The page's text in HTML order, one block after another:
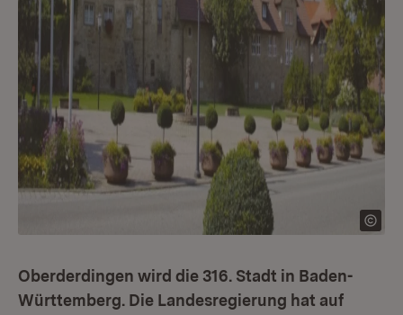
Oberderdingen wird die 316. Stadt in Baden-
Württemberg. Die Landesregierung hat auf